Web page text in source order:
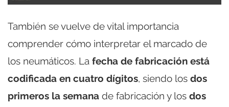
También se vuelve de vital importancia
comprender cómo interpretar el marcado de
los neumáticos. La fecha de fabricación está
codificada en cuatro dígitos, siendo los dos
primeros la semana de fabricación y los dos